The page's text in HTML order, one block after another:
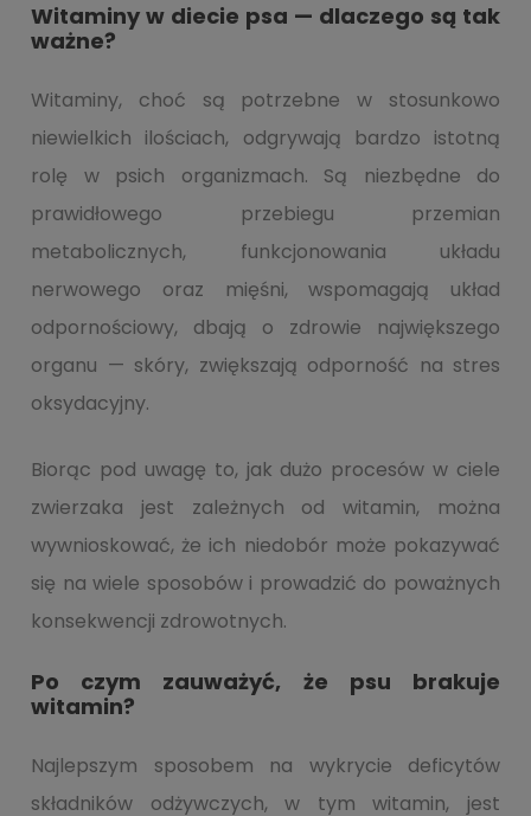
Witaminy w diecie psa — dlaczego są tak
ważne?
Witaminy, choć są potrzebne w stosunkowo
niewielkich ilościach, odgrywają bardzo istotną
rolę w psich organizmach. Są niezbędne do
prawidłowego przebiegu przemian
metabolicznych, funkcjonowania układu
nerwowego oraz mięśni, wspomagają układ
odpornościowy, dbają o zdrowie największego
organu — skóry, zwiększają odporność na stres
oksydacyjny.
Biorąc pod uwagę to, jak dużo procesów w ciele
zwierzaka jest zależnych od witamin, można
wywnioskować, że ich niedobór może pokazywać
się na wiele sposobów i prowadzić do poważnych
konsekwencji zdrowotnych.
Po czym zauważyć, że psu brakuje
witamin?
Najlepszym sposobem na wykrycie deficytów
składników odżywczych, w tym witamin, jest